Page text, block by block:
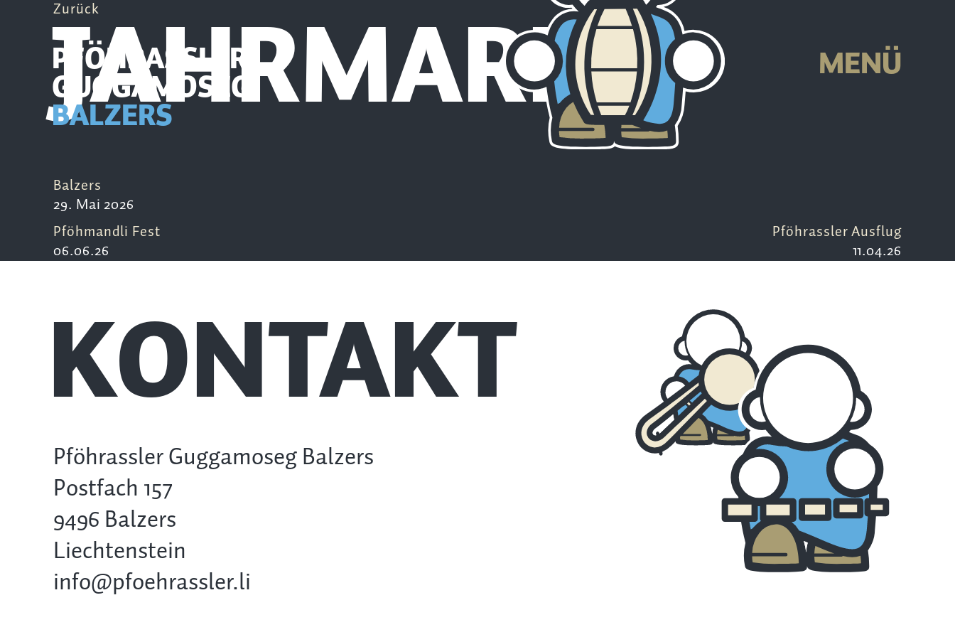
PFÖHRASSLER
GUGGAMOSEG
BALZERS
MENÜ
Zurück
JAHRMARKT
Balzers
29. Mai 2026
Pföhmandli Fest
06.06.26
Pföhrassler Ausflug
11.04.26
KONTAKT
Pföhrassler Guggamoseg Balzers
Postfach 157
9496 Balzers
Liechtenstein
info@pfoehrassler.li